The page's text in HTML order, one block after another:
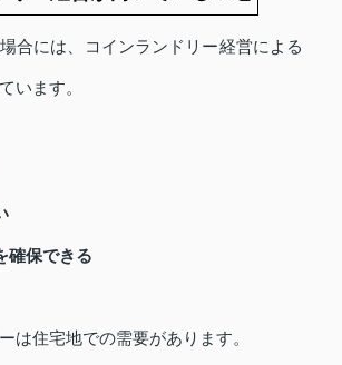
合には、コインランドリー経営による
います。
確保できる
は住宅地での需要があります。